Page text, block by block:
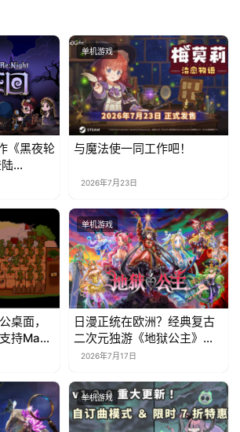
《黑夜轮
惠开启
单机游戏
与魔法使一同工作吧！
2026年7月23日
桌面，
持Mac
单机游戏
日漫正统在欧洲？经典复古
二次元独游《地狱公主》现
已EA上线
2026年7月17日
单机游戏